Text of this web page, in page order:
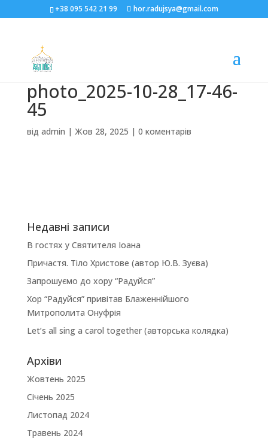
+38 095 542 21 99 hor.radujsya@gmail.com
photo_2025-10-28_17-46-
45
від admin | Жов 28, 2025 | 0 коментарів
Недавні записи
В гостях у Святителя Іоана
Причастя. Тіло Христове (автор Ю.В. Зуєва)
Запрошуємо до хору “Радуйся”
Хор “Радуйся” привітав Блаженнійшого
Митрополита Онуфрія
Let’s all sing a carol together (авторська колядка)
Архіви
Жовтень 2025
Січень 2025
Листопад 2024
Травень 2024